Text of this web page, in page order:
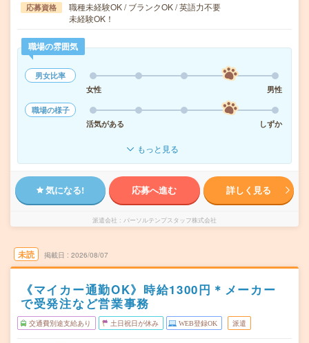
応募資格
職種未経験OK / ブランクOK / 英語力不要
未経験OK！
職場の雰囲気
男女比率
女性
男性
職場の様子
活気がある
しずか
もっと見る
気になる! 応募へ進む 詳しく見る
派遣会社 パーソルテンプスタッフ株式会社
未読 掲載日 2026/08/07
《マイカー通勤OK》時給1300円＊メーカー
で受発注など営業事務
交通費別途支給あり 土日祝日が休み WEB登録OK 派遣